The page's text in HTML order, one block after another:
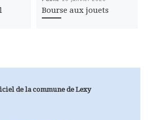
Bourse aux jouets
de la commune de Lexy